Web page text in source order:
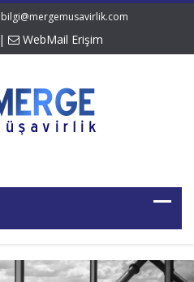
bilgi@mergemusavirlik.com
| WebMail Erişim